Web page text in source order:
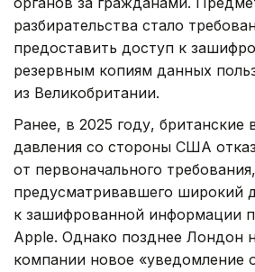
разбирательства стало
предоставить доступ к
резервным копиям данных
из Великобритании.
Ранее, в 2025 году, британские
давления со стороны США
от первоначального требования,
предусматривавшего широкий
к зашифрованной информации
Apple. Однако позднее Лондон
компании новое «уведомление